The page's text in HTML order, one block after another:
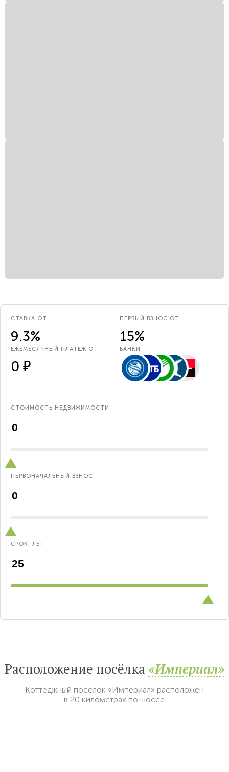
СТАВКА ОТ
9.3%
ПЕРВЫЙ ВЗНОС ОТ
15%
ЕЖЕМЕСЯЧНЫЙ ПЛАТЁЖ ОТ
0 ₽
БАНКИ
СТОИМОСТЬ НЕДВИЖИМОСТИ
ПЕРВОНАЧАЛЬНЫЙ ВЗНОС
СРОК, ЛЕТ
Расположение посёлка «Империал»
Коттеджный посёлок «Империал» расположен
в 20 километрах по шоссе